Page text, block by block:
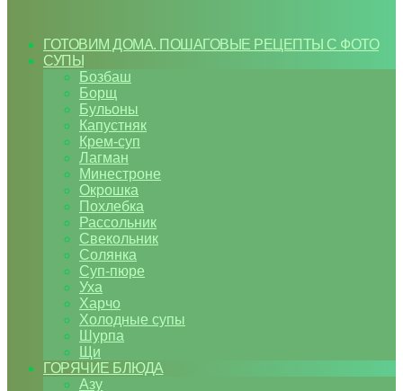
ГОТОВИМ ДОМА. ПОШАГОВЫЕ РЕЦЕПТЫ С ФОТО
СУПЫ
Бозбаш
Борщ
Бульоны
Капустняк
Крем-суп
Лагман
Минестроне
Окрошка
Похлебка
Рассольник
Свекольник
Солянка
Суп-пюре
Уха
Харчо
Холодные супы
Шурпа
Щи
ГОРЯЧИЕ БЛЮДА
Азу